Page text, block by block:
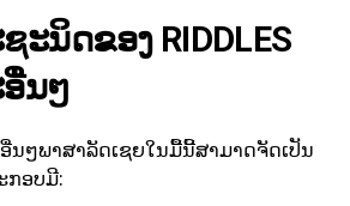
ນິດຂອງ RIDDLES
ນໆ
ນໆພາສາລັດເຊຍໃນມື້ນີ້ສາມາດຈັດເປັນ
ກອບມີ: